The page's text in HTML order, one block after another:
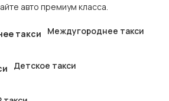
авто премиум класса.
Междугороднее такси
Детское такси